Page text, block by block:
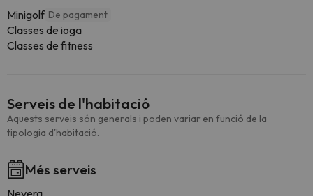
Minigolf De pagament
Classes de ioga
Classes de fitness
Serveis de l'habitació
Aquests serveis són generals i poden variar en funció de la
tipologia d'habitació.
Més serveis
Nevera